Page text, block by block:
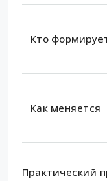
Кто
Как меняется
Практический